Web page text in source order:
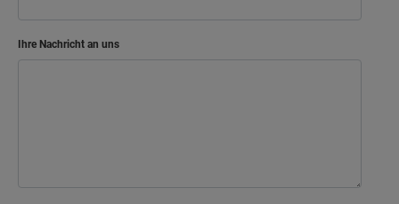
Ihre Nachricht an uns